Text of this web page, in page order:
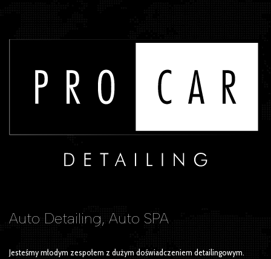
Auto Detailing, Auto SPA
Jesteśmy młodym zespołem z dużym doświadczeniem detailingowym.